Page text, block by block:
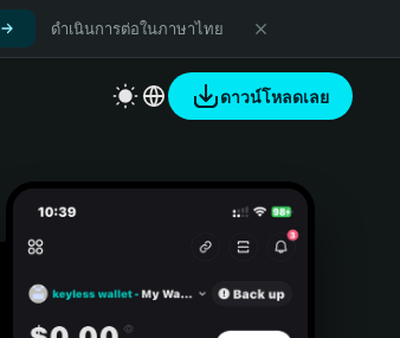
ดำเนินการต่อในภาษาไทย
ดาวน์โหลดเลย